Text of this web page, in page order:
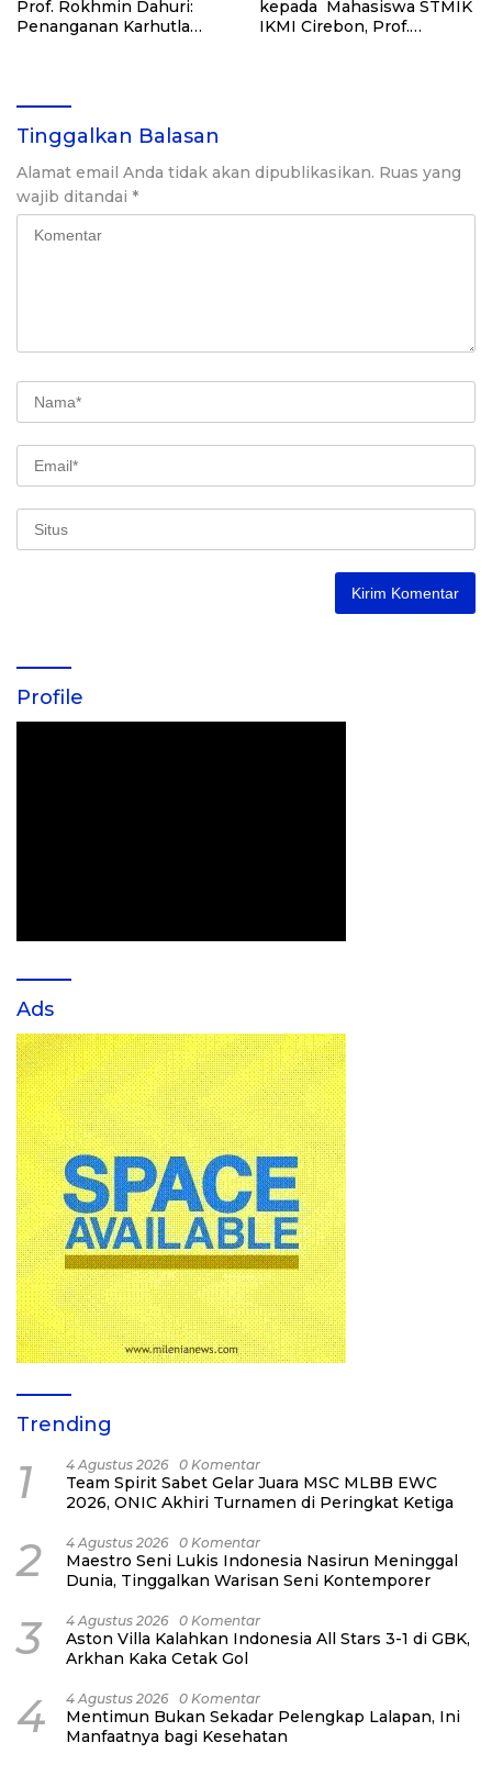
Prof. Rokhmin Dahuri:
Penanganan Karhutla
kepada Mahasiswa STMIK
IKMI Cirebon, Prof.
Tinggalkan Balasan
Alamat email Anda tidak akan dipublikasikan. Ruas yang
wajib ditandai *
Profile
Ads
Trending
1 4 Agustus 2026 0 Komentar
Team Spirit Sabet Gelar Juara MSC MLBB EWC
2026, ONIC Akhiri Turnamen di Peringkat Ketiga
2 4 Agustus 2026 0 Komentar
Maestro Seni Lukis Indonesia Nasirun Meninggal
Dunia, Tinggalkan Warisan Seni Kontemporer
3 4 Agustus 2026 0 Komentar
Aston Villa Kalahkan Indonesia All Stars 3-1 di GBK,
Arkhan Kaka Cetak Gol
4 4 Agustus 2026 0 Komentar
Mentimun Bukan Sekadar Pelengkap Lalapan, Ini
Manfaatnya bagi Kesehatan